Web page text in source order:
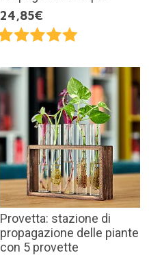
24,85€
Provetta: stazione di
propagazione delle piante
con 5 provette